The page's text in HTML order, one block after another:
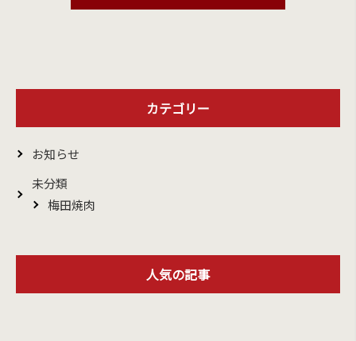
カテゴリー
お知らせ
未分類
梅田焼肉
人気の記事